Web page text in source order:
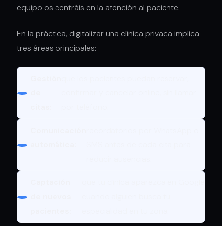
equipo os centráis en la atención al paciente.
En la práctica, digitalizar una clínica privada implica
tres áreas principales: